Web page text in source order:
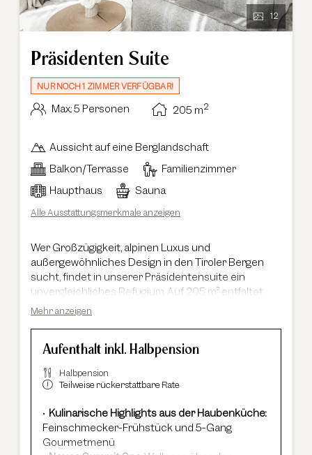
12
Präsidenten Suite
NUR NOCH 1 ZIMMER VERFÜGBAR!
Max.: 5 Personen 205 m2
Aussicht auf eine Berglandschaft
Balkon/Terrasse
Familienzimmer
Haupthaus
Sauna
Alle Ausstattungsmerkmale anzeigen
Wer Großzügigkeit, alpinen Luxus und
außergewöhnliches Design in den Tiroler Bergen
sucht, findet in unserer Präsidentensuite ein
unvergleichliches Refugium. Auf 205 m² entfaltet
sich ein exklusives Wohngefühl im eleganten
Raumhöhe. Der atemberaubende Südblick auf die
Ötztaler Bergwelt begleitet Sie durch die gesamte
Suite und unterstreicht das besondere Ambiente.
Die Präsidentensuite verfügt über zwei
Schlafzimmer, zwei stilvolle Badezimmer sowie
einen großzügigen Wohnbereich mit deckenhohem
Kamin, der für eine einzigartige Atmosphäre sorgt.
Mehr anzeigen
Aufenthalt inkl. Halbpension
Halbpension
Teilweise rückerstattbare Rate
Kulinarische Highlights aus der Haubenküche:
Feinschmecker-Frühstück und 5-Gang
Gourmetmenü